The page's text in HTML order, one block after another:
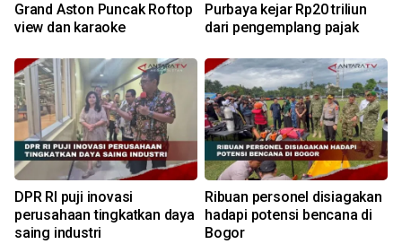
Grand Aston Puncak Roftop
view dan karaoke
Purbaya kejar Rp20 triliun
dari pengemplang pajak
DPR RI puji inovasi
perusahaan tingkatkan daya
saing industri
Ribuan personel disiagakan
hadapi potensi bencana di
Bogor